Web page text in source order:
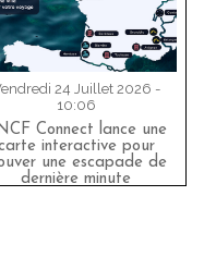
24 Juillet 2026 -
10:06
Connect lance une
interactive pour
une escapade de
dernière minute